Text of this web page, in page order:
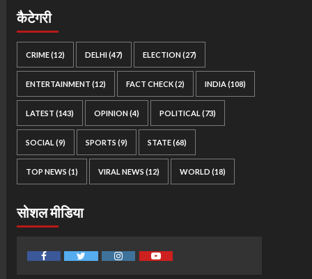
कैटेगरी
CRIME(12) DELHI(47) ELECTION(27)
ENTERTAINMENT (12) FACT CHECK(2) INDIA(108)
LATEST (143) OPINION(4) POLITICAL (73)
SOCIAL (9) SPORTS (9) STATE(68)
TOP NEWS (1) VIRAL NEWS (12) WORLD (18)
सोशल मीडिया
FacebookTwitter InstagramYoutube